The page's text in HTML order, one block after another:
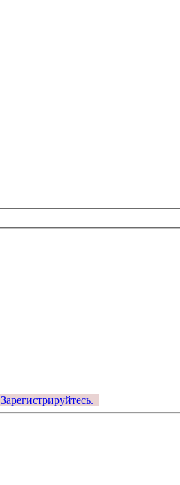
Зарегистрируйтесь.